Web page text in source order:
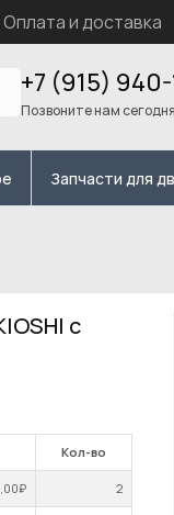
Оплата и доставка
+7 (915)
Позвоните нам сегодня
Запчасти для
с
Кол-во
,00₽ 2